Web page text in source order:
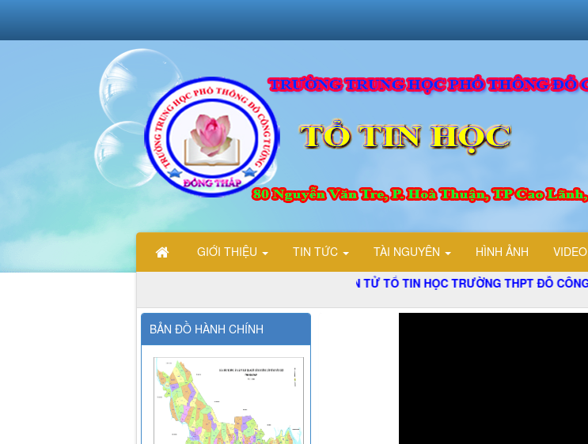
GIỚI THIỆU TIN TỨC TÀI NGUYÊN HÌNH ẢNH VIDEO
MỪNG CÁC BẠN ĐẾN VỚI TRANG THÔNG TIN ĐIỆN TỬ TỔ TIN HỌC TRƯỜNG THPT ĐỖ CÔNG TƯỜNG
BẢN ĐỒ HÀNH CHÍNH